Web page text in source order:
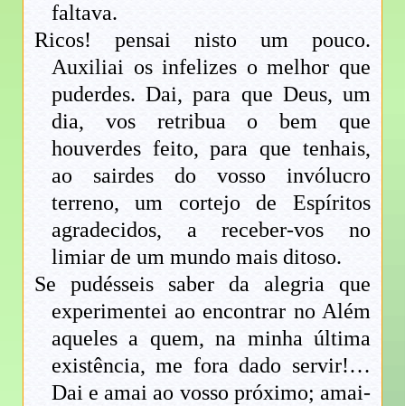
faltava.
Ricos! pensai nisto um pouco.
Auxiliai os infelizes o melhor que
puderdes. Dai, para que Deus, um
dia, vos retribua o bem que
houverdes feito, para que tenhais,
ao sairdes do vosso invólucro
terreno, um cortejo de Espíritos
agradecidos, a receber-vos no
limiar de um mundo mais ditoso.
Se pudésseis saber da alegria que
experimentei ao encontrar no Além
aqueles a quem, na minha última
existência, me fora dado servir!…
Dai e amai ao vosso próximo; amai-